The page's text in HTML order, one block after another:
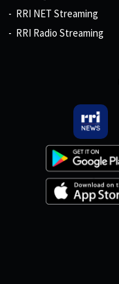
RRI NET Streaming
RRI Radio Streaming